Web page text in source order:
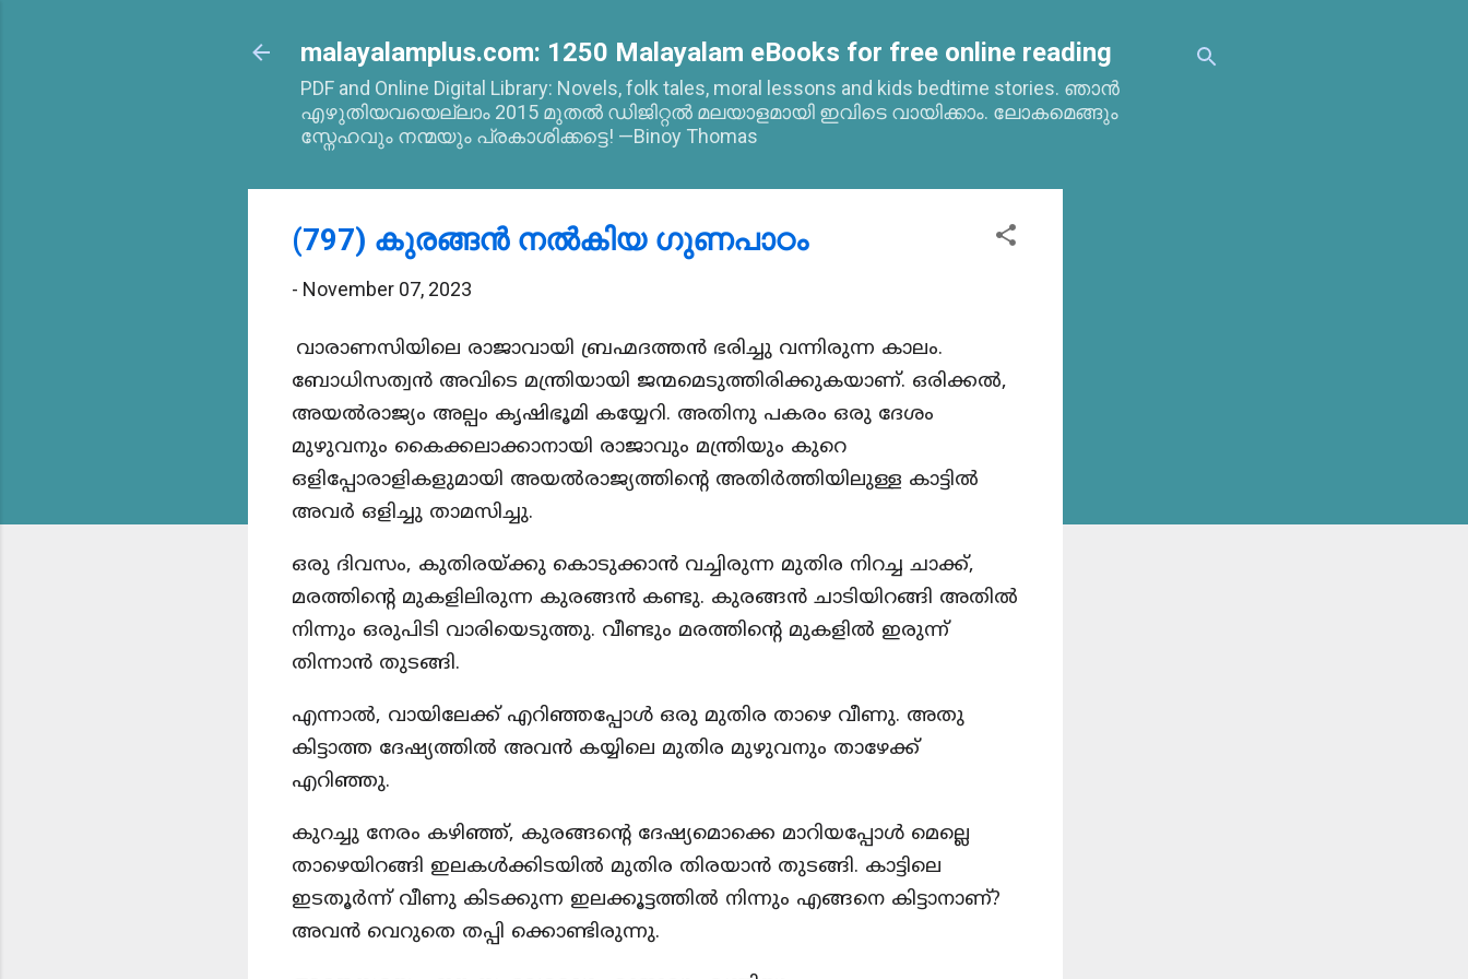
malayalamplus.com: 1250 Malayalam eBooks for free online reading
PDF and Online Digital Library: Novels, folk tales, moral lessons and kids bedtime stories. ഞാൻ
എഴുതിയവയെല്ലാം 2015 മുതൽ ഡിജിറ്റൽ മലയാളമായി ഇവിടെ വായിക്കാം. ലോകമെങ്ങും
സ്നേഹവും നന്മയും പ്രകാശിക്കട്ടെ! —Binoy Thomas
(797) കുരങ്ങൻ നൽകിയ ഗുണപാഠം
- November 07, 2023
വാരാണസിയിലെ രാജാവായി ബ്രഹ്മദത്തൻ ഭരിച്ചു വന്നിരുന്ന കാലം.
ബോധിസത്വൻ അവിടെ മന്ത്രിയായി ജന്മമെടുത്തിരിക്കുകയാണ്. ഒരിക്കൽ,
അയൽരാജ്യം അല്പം കൃഷിഭൂമി കയ്യേറി. അതിനു പകരം ഒരു ദേശം
മുഴുവനും കൈക്കലാക്കാനായി രാജാവും മന്ത്രിയും കുറെ
ഒളിപ്പോരാളികളുമായി അയൽരാജ്യത്തിന്റെ അതിർത്തിയിലുള്ള കാട്ടിൽ
അവർ ഒളിച്ചു താമസിച്ചു.
ഒരു ദിവസം, കുതിരയ്ക്കു കൊടുക്കാൻ വച്ചിരുന്ന മുതിര നിറച്ച ചാക്ക്,
മരത്തിന്റെ മുകളിലിരുന്ന കുരങ്ങൻ കണ്ടു. കുരങ്ങൻ ചാടിയിറങ്ങി അതിൽ
നിന്നും ഒരുപിടി വാരിയെടുത്തു. വീണ്ടും മരത്തിന്റെ മുകളിൽ ഇരുന്ന്
തിന്നാൻ തുടങ്ങി.
എന്നാൽ, വായിലേക്ക് എറിഞ്ഞപ്പോൾ ഒരു മുതിര താഴെ വീണു. അതു
കിട്ടാത്ത ദേഷ്യത്തിൽ അവൻ കയ്യിലെ മുതിര മുഴുവനും താഴേക്ക്
എറിഞ്ഞു.
കുറച്ചു നേരം കഴിഞ്ഞ്, കുരങ്ങന്റെ ദേഷ്യമൊക്കെ മാറിയപ്പോൾ മെല്ലെ
താഴെയിറങ്ങി ഇലകൾക്കിടയിൽ മുതിര തിരയാൻ തുടങ്ങി. കാട്ടിലെ
ഇടതൂർന്ന് വീണു കിടക്കുന്ന ഇലക്കൂട്ടത്തിൽ നിന്നും എങ്ങനെ കിട്ടാനാണ്?
അവൻ വെറുതെ തപ്പി ക്കൊണ്ടിരുന്നു.